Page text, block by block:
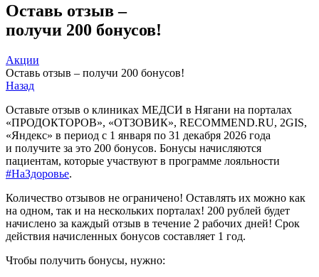
Оставь отзыв –
получи 200 бонусов!
Акции
Оставь отзыв – получи 200 бонусов!
Назад
Оставьте отзыв о клиниках МЕДСИ в Нягани на порталах
«ПРОДОКТОРОВ», «ОТЗОВИК», RECOMMEND.RU, 2GIS,
«Яндекс» в период с 1 января по 31 декабря 2026 года
и получите за это 200 бонусов. Бонусы начисляются
пациентам, которые участвуют в программе лояльности
#НаЗдоровье.
Количество отзывов не ограничено! Оставлять их можно как
на одном, так и на нескольких порталах! 200 рублей будет
начислено за каждый отзыв в течение 2 рабочих дней! Срок
действия начисленных бонусов составляет 1 год.
Чтобы получить бонусы, нужно: